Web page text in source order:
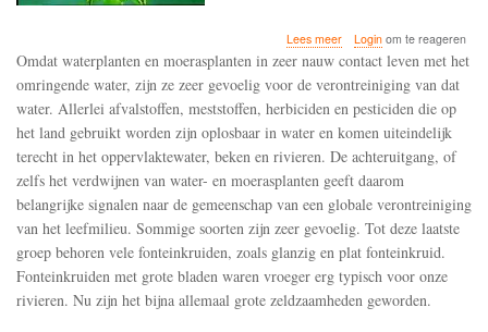
Lees meerover
Bestrijdingsmiddelen
waterplanten
Loginom te reageren
Omdat waterplanten en moerasplanten in zeer nauw contact leven met het
omringende water, zijn ze zeer gevoelig voor de verontreiniging van dat
water. Allerlei afvalstoffen, meststoffen, herbiciden en pesticiden die op
het land gebruikt worden zijn oplosbaar in water en komen uiteindelijk
terecht in het oppervlaktewater, beken en rivieren. De achteruitgang, of
zelfs het verdwijnen van water- en moerasplanten geeft daarom
belangrijke signalen naar de gemeenschap van een globale verontreiniging
van het leefmilieu. Sommige soorten zijn zeer gevoelig. Tot deze laatste
groep behoren vele fonteinkruiden, zoals glanzig en plat fonteinkruid.
Fonteinkruiden met grote bladen waren vroeger erg typisch voor onze
rivieren. Nu zijn het bijna allemaal grote zeldzaamheden geworden.